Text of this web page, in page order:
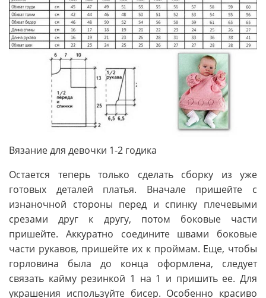
Вязание для девочки 1-2 годика
Остается теперь только сделать сборку из уже
готовых деталей платья. Вначале пришейте с
изнаночной стороны перед и спинку плечевыми
срезами друг к другу, потом боковые части
пришейте. Аккуратно соедините швами боковые
части рукавов, пришейте их к проймам. Еще, чтобы
горловина была до конца оформлена, следует
связать кайму резинкой 1 на 1 и пришить ее. Для
украшения используйте бисер. Особенно красиво